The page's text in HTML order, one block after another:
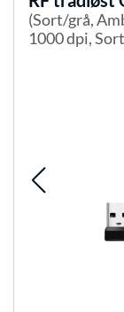
(Sort/grå,
1000 dpi,